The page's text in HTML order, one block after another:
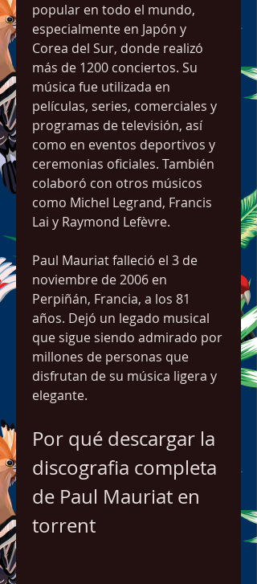
popular en todo el mundo,
especialmente en Japón y
Corea del Sur, donde realizó
más de 1200 conciertos. Su
música fue utilizada en
películas, series, comerciales y
programas de televisión, así
como en eventos deportivos y
ceremonias oficiales. También
colaboró con otros músicos
como Michel Legrand, Francis
Lai y Raymond Lefèvre.
Paul Mauriat falleció el 3 de
noviembre de 2006 en
Perpiñán, Francia, a los 81
años. Dejó un legado musical
que sigue siendo admirado por
millones de personas que
disfrutan de su música ligera y
elegante.
Por qué descargar la
discografia completa
de Paul Mauriat en
torrent